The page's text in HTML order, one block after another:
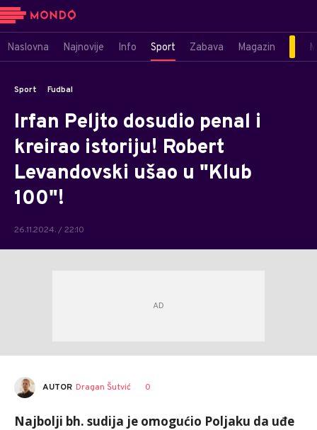
Naslovna Najnovije Info Sport Zabava Magazin
Sport Fudbal
Irfan Peljto dosudio penal i
kreirao istoriju! Robert
Levandovski ušao u "Klub
100"!
26.11.2024. / 22:10
AUTOR Dragan Šutvić 0
Najbolji bh. sudija je omogućio Poljaku da uđe